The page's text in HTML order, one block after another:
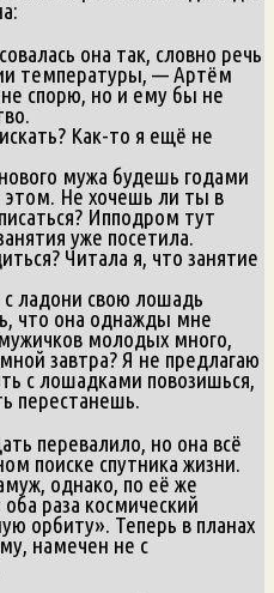
она так, словно речь
температуры, — Артём
спорю, но и ему бы не
Как-то я ещё не
мужа будешь годами
этом. Не хочешь ли ты в
Ипподром тут
уже посетила.
Читала я, что занятие
ладони свою лошадь
что она однажды мне
молодых много,
завтра? Я не предлагаю
с лошадками повозишься,
перестанешь.
перевалило, но она всё
поиске спутника жизни.
однако, по её же
раза космический
орбиту». Теперь в планах
намечен не с